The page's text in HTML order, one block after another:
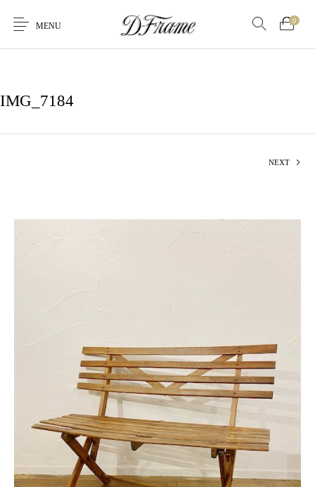
MENU
0
IMG_7184
NEXT